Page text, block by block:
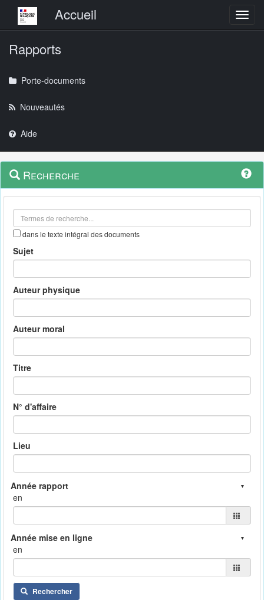
Menu principalAccueil
Rapports
Porte-documents
Nouveautés
Aide
Navigation
outils
Menu
contextuel
Recherche
dans le texte intégral des documents
Sujet
Auteur physique
Auteur moral
Titre
N° d'affaire
Lieu
en
en
Rechercher